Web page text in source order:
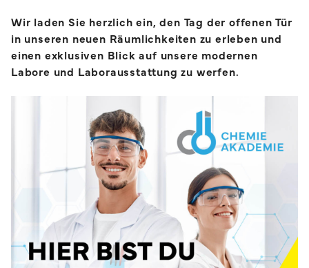
Wir laden Sie herzlich ein, den Tag der offenen Tür
in unseren neuen Räumlichkeiten zu erleben und
einen exklusiven Blick auf unsere modernen
Labore und Laborausstattung zu werfen.